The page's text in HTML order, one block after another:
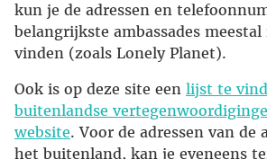
kun je de adressen en
belangrijkste ambassades
vinden (zoals Lonely Planet).
Ook is op deze site een lijst te
buitenlandse
website. Voor de adressen van de
het buitenland, kan je eveneens